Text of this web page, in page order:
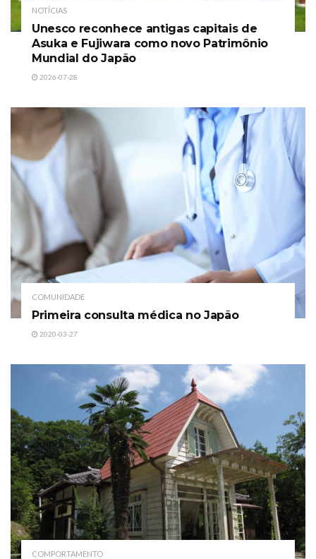
NOTÍCIAS
Unesco reconhece antigas capitais de
Asuka e Fujiwara como novo Patrimônio
Mundial do Japão
2026-07-28
COMUNIDADE
Primeira consulta médica no Japão
2020-03-27
COMPORTAMENTO